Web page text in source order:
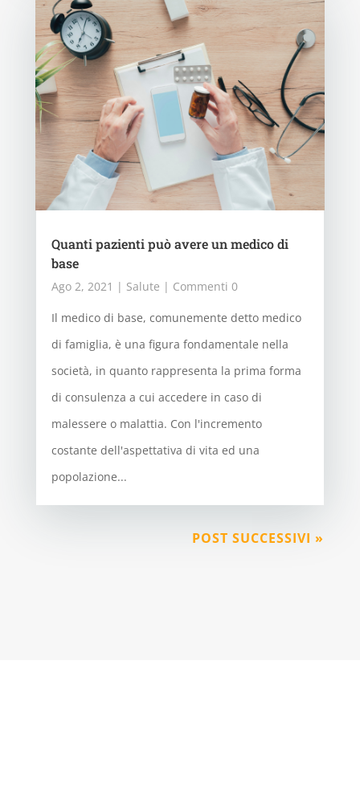
Quanti pazienti può avere un medico di
base
Ago 2, 2021 | Salute | Commenti 0
Il medico di base, comunemente detto medico
di famiglia, è una figura fondamentale nella
società, in quanto rappresenta la prima forma
di consulenza a cui accedere in caso di
malessere o malattia. Con l'incremento
costante dell'aspettativa di vita ed una
popolazione...
POST SUCCESSIVI »